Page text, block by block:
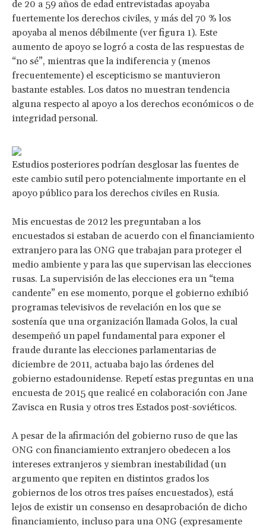
de 20 a 59 años de edad entrevistadas apoyaba
fuertemente los derechos civiles, y más del 70 % los
apoyaba al menos débilmente (ver figura 1). Este
aumento de apoyo se logró a costa de las respuestas de
“no sé”, mientras que la indiferencia y (menos
frecuentemente) el escepticismo se mantuvieron
bastante estables. Los datos no muestran tendencia
alguna respecto al apoyo a los derechos económicos o de
integridad personal.
Estudios posteriores podrían desglosar las fuentes de
este cambio sutil pero potencialmente importante en el
apoyo público para los derechos civiles en Rusia.
Mis encuestas de 2012 les preguntaban a los
encuestados si estaban de acuerdo con el financiamiento
extranjero para las ONG que trabajan para proteger el
medio ambiente y para las que supervisan las elecciones
rusas. La supervisión de las elecciones era un “tema
candente” en ese momento, porque el gobierno exhibió
programas televisivos de revelación en los que se
sostenía que una organización llamada Golos, la cual
desempeñó un papel fundamental para exponer el
fraude durante las elecciones parlamentarias de
diciembre de 2011, actuaba bajo las órdenes del
gobierno estadounidense. Repetí estas preguntas en una
encuesta de 2015 que realicé en colaboración con Jane
Zavisca en Rusia y otros tres Estados post-soviéticos.
A pesar de la afirmación del gobierno ruso de que las
ONG con financiamiento extranjero obedecen a los
intereses extranjeros y siembran inestabilidad (un
argumento que repiten en distintos grados los
gobiernos de los otros tres países encuestados), está
lejos de existir un consenso en desaprobación de dicho
financiamiento, incluso para una ONG (expresamente